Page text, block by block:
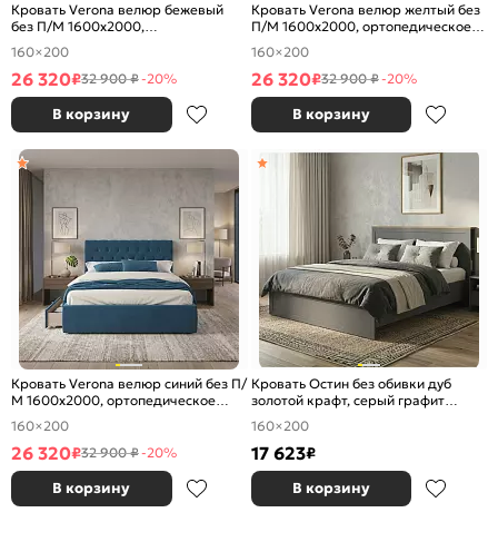
Кровать Verona велюр бежевый
без П/М 1600x2000,
ортопедическое основание,
изголовье мягкое
160×200
26 320₽32 900 ₽-20%
В корзину
Кровать Verona велюр желтый без
П/М 1600x2000, ортопедическое
основание, изголовье мягкое
160×200
26 320₽32 900 ₽-20%
В корзину
Кровать Verona велюр синий без П/
М 1600x2000, ортопедическое
основание, изголовье мягкое
160×200
26 320₽32 900 ₽-20%
В корзину
Кровать Остин без обивки дуб
золотой крафт, серый графит
1600x2000, изголовье жесткое
160×200
17 623₽
В корзину